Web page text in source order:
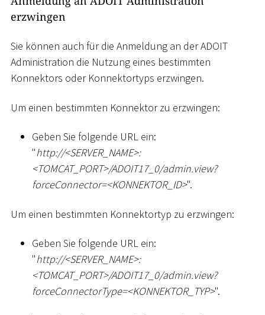
erzwingen
Sie können auch für die Anmeldung an der ADOIT
Administration die Nutzung eines bestimmten
Konnektors oder Konnektortyps erzwingen.
Um einen bestimmten Konnektor zu erzwingen:
Geben Sie folgende URL ein:
"http://<SERVER_NAME>:
<TOMCAT_PORT>/ADOIT17_0/admin.view?
forceConnector=<KONNEKTOR_ID>".
Um einen bestimmten Konnektortyp zu erzwingen:
Geben Sie folgende URL ein:
"http://<SERVER_NAME>:
<TOMCAT_PORT>/ADOIT17_0/admin.view?
forceConnectorType=<KONNEKTOR_TYP>".